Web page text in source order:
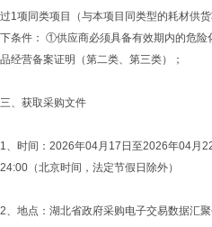
过1项同类项目（与本项目同类型的耗材供
下条件： ①供应商必须具备有效期内的危险
品经营备案证明（第二类、第三类）；
三、获取采购文件
1、时间：2026年04月17日至2026年04月
24:00（北京时间，法定节假日除外）
2、地点：湖北省政府采购电子交易数据汇聚